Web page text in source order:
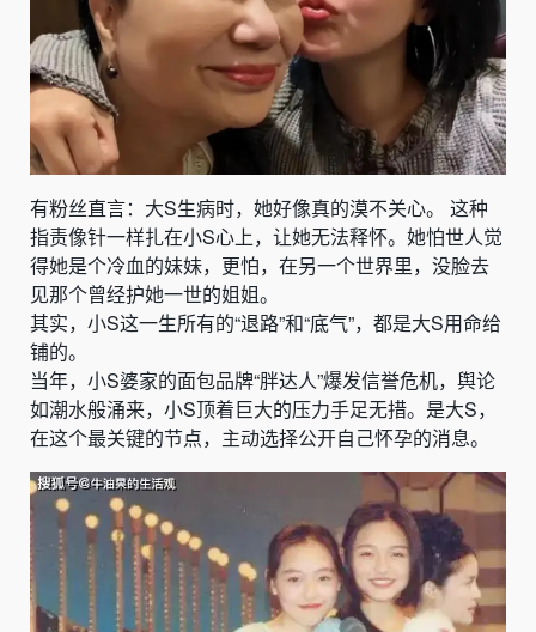
有粉丝直言：大S生病时，她好像真的漠不关心。 这种
指责像针一样扎在小S心上，让她无法释怀。她怕世人觉
得她是个冷血的妹妹，更怕，在另一个世界里，没脸去
见那个曾经护她一世的姐姐。
其实，小S这一生所有的“退路”和“底气”，都是大S用命给
铺的。
当年，小S婆家的面包品牌“胖达人”爆发信誉危机，舆论
如潮水般涌来，小S顶着巨大的压力手足无措。是大S，
在这个最关键的节点，主动选择公开自己怀孕的消息。